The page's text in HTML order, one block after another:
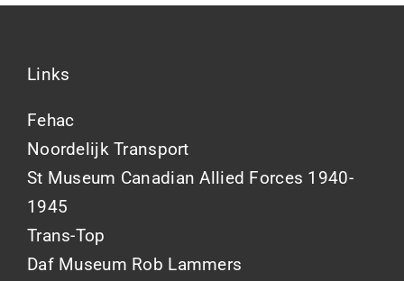
Links
Fehac
Noordelijk Transport
St Museum Canadian Allied Forces 1940-
1945
Trans-Top
Daf Museum Rob Lammers